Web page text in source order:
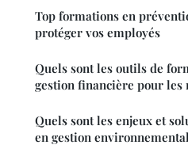
Top formations en
protéger vos employés
Quels sont les outils de
gestion financière pour les
Quels sont les enjeux et
en gestion